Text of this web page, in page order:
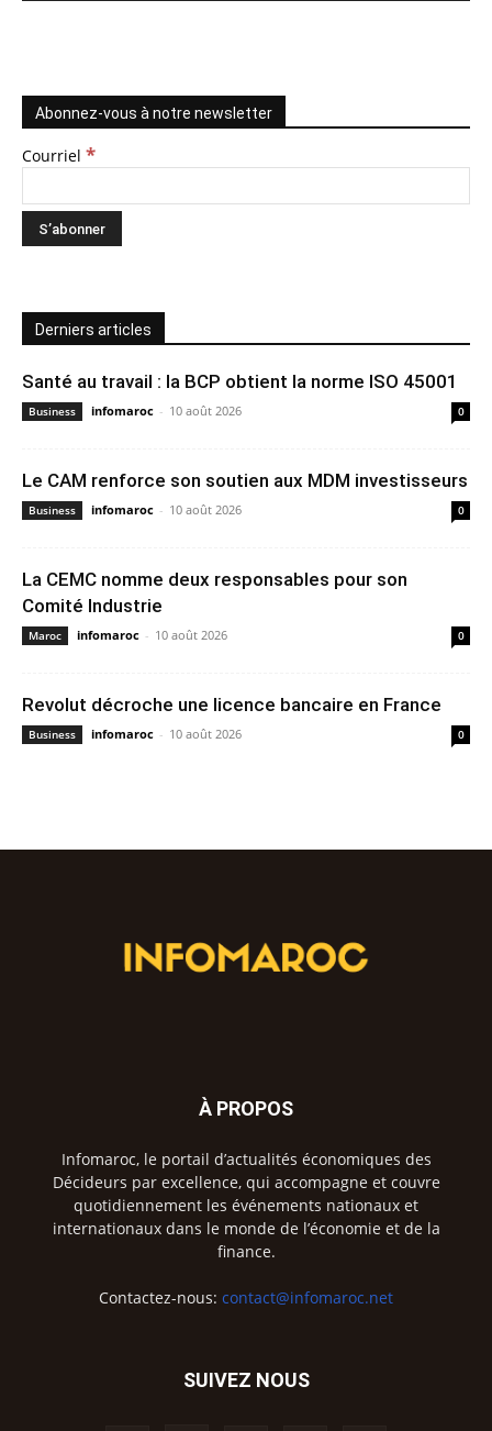
Abonnez-vous à notre newsletter
Courriel *
Derniers articles
Santé au travail : la BCP obtient la norme ISO 45001
Business infomaroc - 10 août 2026 0
Le CAM renforce son soutien aux MDM investisseurs
Business infomaroc - 10 août 2026 0
La CEMC nomme deux responsables pour son
Comité Industrie
Maroc infomaroc - 10 août 2026 0
Revolut décroche une licence bancaire en France
Business infomaroc - 10 août 2026 0
À PROPOS
Infomaroc, le portail d’actualités économiques des
Décideurs par excellence, qui accompagne et couvre
quotidiennement les événements nationaux et
internationaux dans le monde de l’économie et de la
finance.
Contactez-nous: contact@infomaroc.net
SUIVEZ NOUS